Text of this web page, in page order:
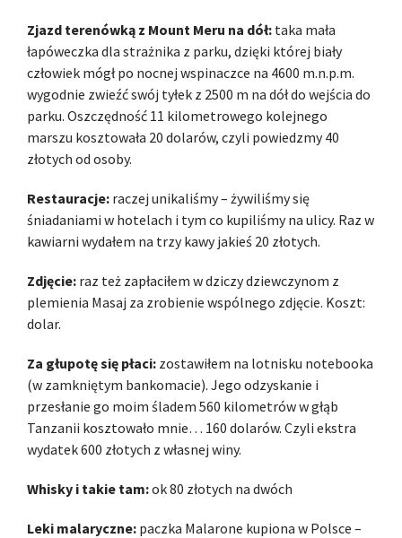
Zjazd terenówką z Mount Meru na dół: taka mała
łapóweczka dla strażnika z parku, dzięki której biały
człowiek mógł po nocnej wspinaczce na 4600 m.n.p.m.
wygodnie zwieźć swój tyłek z 2500 m na dół do wejścia do
parku. Oszczędność 11 kilometrowego kolejnego
marszu kosztowała 20 dolarów, czyli powiedzmy 40
złotych od osoby.
Restauracje: raczej unikaliśmy – żywiliśmy się
śniadaniami w hotelach i tym co kupiliśmy na ulicy. Raz w
kawiarni wydałem na trzy kawy jakieś 20 złotych.
Zdjęcie: raz też zapłaciłem w dziczy dziewczynom z
plemienia Masaj za zrobienie wspólnego zdjęcie. Koszt:
dolar.
Za głupotę się płaci: zostawiłem na lotnisku notebooka
(w zamkniętym bankomacie). Jego odzyskanie i
przesłanie go moim śladem 560 kilometrów w głąb
Tanzanii kosztowało mnie… 160 dolarów. Czyli ekstra
wydatek 600 złotych z własnej winy.
Whisky i takie tam:ok 80 złotych na dwóch
Leki malaryczne: paczka Malarone kupiona w Polsce –